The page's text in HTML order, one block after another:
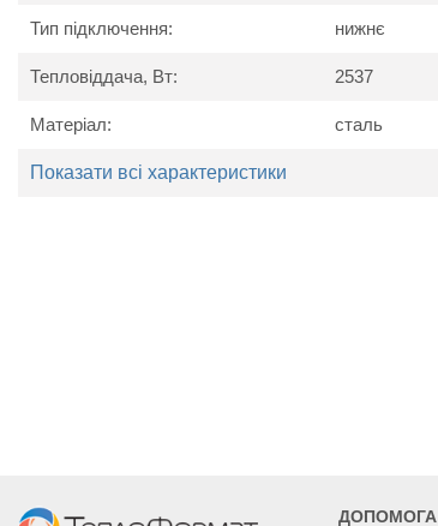
Найменування
Тип підключення: нижнє
Тепловіддача, Вт: 2537
Матеріал: сталь
Показати всі характеристики
ДОПОМОГА